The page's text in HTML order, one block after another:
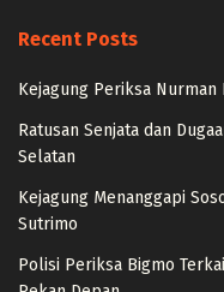
Recent Posts
Kejagung Periksa Nurman
Ratusan Senjata dan
Selatan
Kejagung Menanggapi
Sutrimo
Polisi Periksa Bigmo